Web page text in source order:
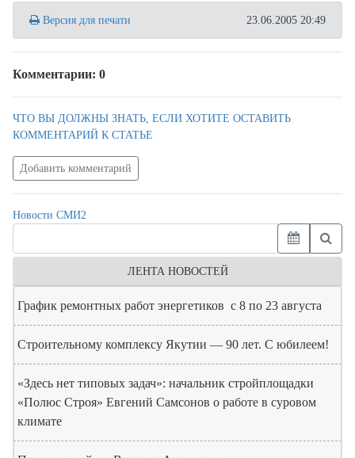
Версия для печати 23.06.2005 20:49
Комментарии: 0
ЧТО ВЫ ДОЛЖНЫ ЗНАТЬ, ЕСЛИ ХОТИТЕ ОСТАВИТЬ
КОММЕНТАРИЙ К СТАТЬЕ
Добавить комментарий
Новости СМИ2
ЛЕНТА НОВОСТЕЙ
График ремонтных работ энергетиков с 8 по 23 августа
Строительному комплексу Якутии — 90 лет. С юбилеем!
«Здесь нет типовых задач»: начальник стройплощадки
«Полюс Строя» Евгений Самсонов о работе в суровом
климате